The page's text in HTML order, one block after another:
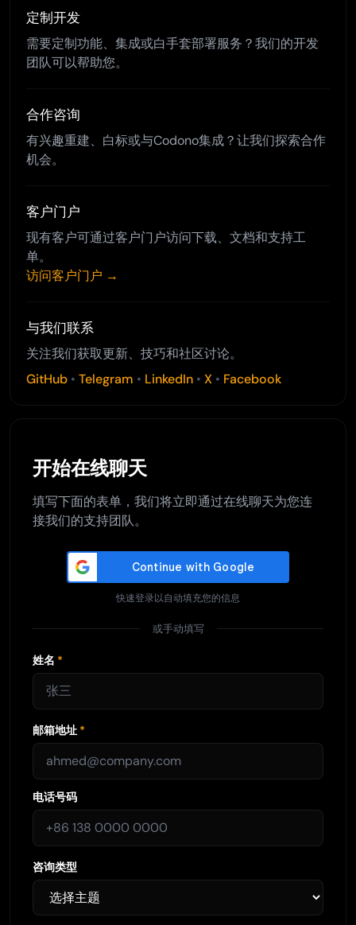
定制开发
需要定制功能、集成或白手套部署服务？我们的开发
团队可以帮助您。
合作咨询
有兴趣重建、白标或与Codono集成？让我们探索合作
机会。
客户门户
现有客户可通过客户门户访问下载、文档和支持工
单。
访问客户门户 →
与我们联系
关注我们获取更新、技巧和社区讨论。
GitHub • Telegram • LinkedIn • X • Facebook
开始在线聊天
填写下面的表单，我们将立即通过在线聊天为您连
接我们的支持团队。
快速登录以自动填充您的信息
或手动填写
姓名 *
邮箱地址 *
电话号码
咨询类型